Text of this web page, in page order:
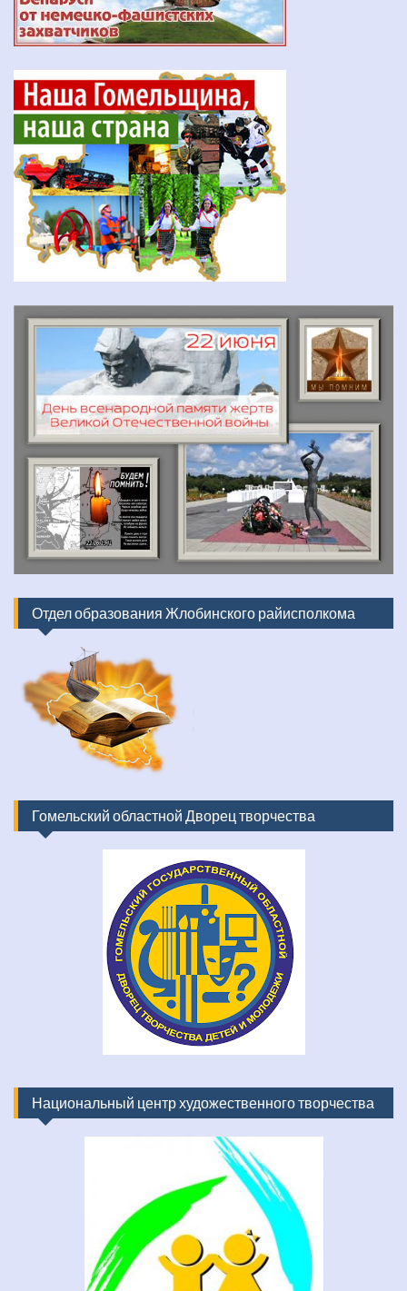
Отдел образования Жлобинского райисполкома
Гомельский областной Дворец творчества
Национальный центр художественного творчества